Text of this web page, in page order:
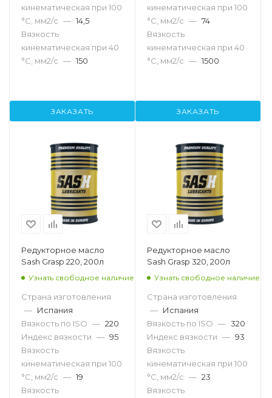
кинематическая при 100
°С, мм2/с — 14,5
Вязкость
кинематическая при 40
°С, мм2/с — 150
ЗАКАЗАТЬ
кинематическая при 100
°С, мм2/с — 74
Вязкость
кинематическая при 40
°С, мм2/с — 1500
ЗАКАЗАТЬ
Редукторное масло
Sash Grasp 220, 200л
Узнать свободное наличие
Страна изготовления
— Испания
Вязкость по ISO — 220
Индекс вязкости — 95
Вязкость
кинематическая при 100
°С, мм2/с — 19
Вязкость
Редукторное масло
Sash Grasp 320, 200л
Узнать свободное наличие
Страна изготовления
— Испания
Вязкость по ISO — 320
Индекс вязкости — 93
Вязкость
кинематическая при 100
°С, мм2/с — 23
Вязкость